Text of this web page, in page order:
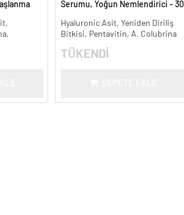
Serumu, Yoğun Nemlendirici - 30
Hyaluronic Asit, Yeniden Diriliş
Bitkisi, Pentavitin, A. Colubrina
TÜKENDİ